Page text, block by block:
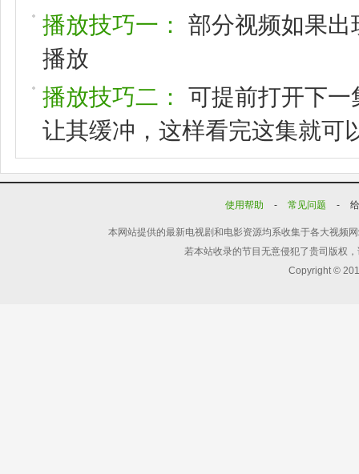
播放技巧一：
部分视频如果
播放
播放技巧二：
可提前打开下
让其缓冲，这样看完这集就可
使用帮助 - 常见问题 -
本网站提供的最新电视剧和电影资源均系收集于各大视频
若本站收录的节目无意侵犯了贵司版权
Copyright ©